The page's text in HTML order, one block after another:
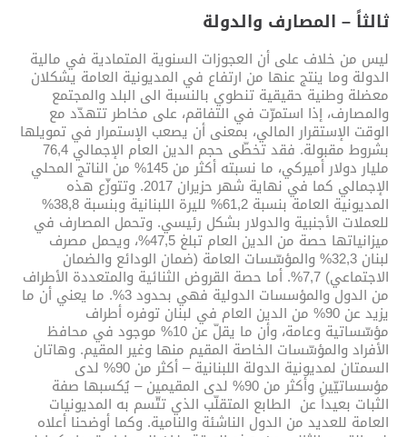
ثالثاً – المصارف والدولة
ليس من خلاف على أن العجوزات السنوية المتمادية في مالية
الدولة وما ينتج عنها من ارتفاع في المديونية العامة يشكلان
معضلة وطنية حقيقية تنطوي بالنسبة الى البلد والمجتمع
والمصارف، إذا استمرّت في التفاقم، على مخاطر تتهدّد مع
الوقت الإستقرار المالي، بمعنى أن يصعب الإستمرار في تمويلها
بشروط مقبولة. فقد تخطّى حجم الدين العام الإجمالي 76,4
مليار دولار أميركي، ما نسبته أكثر من 145% من الناتج المحلي
الإجمالي كما في نهاية شهر حزيران 2017. وتتوزّع هذه
المديونية العامة بنسبة 61,2% لليرة اللبنانية وبنسبة 38,8%
للعملات الأجنبية والدولار بشكل رئيسي. وتحمل المصارف في
ميزانياتها حصة من الدين العام تبلغ 47,5%، ويحمل مصرف
لبنان 32,3% والمؤسّسات العامة (ضمان الودائع والضمان
الاجتماعي) 7,7%. أما حصة القروض الثنائية والمتعددة الأطراف
من الدول والمؤسسات الدولية فهي بحدود 3%. ما يعني أن ما
يزيد عن 90% من الدين العام في لبنان توفره أطراف
مؤسّساتية وعامة، وأن ما يقلّ عن 10% موجود في محافظ
الأفراد والمؤسّسات الخاصة المقيم منها وغير المقيم. وهاتان
السمتان لمديونية الدولة اللبنانية – أكثر من 90% لدى
مؤسساتيّين وأكثر من 90% لدى المقيمين – يُكسبها صفة
الثبات بعيداً عن الطابع المتقلّب الذي تتّسم به المديونيات
العامة للعديد من الدول الناشئة والنامية. وكما أوضحنا أعلاه